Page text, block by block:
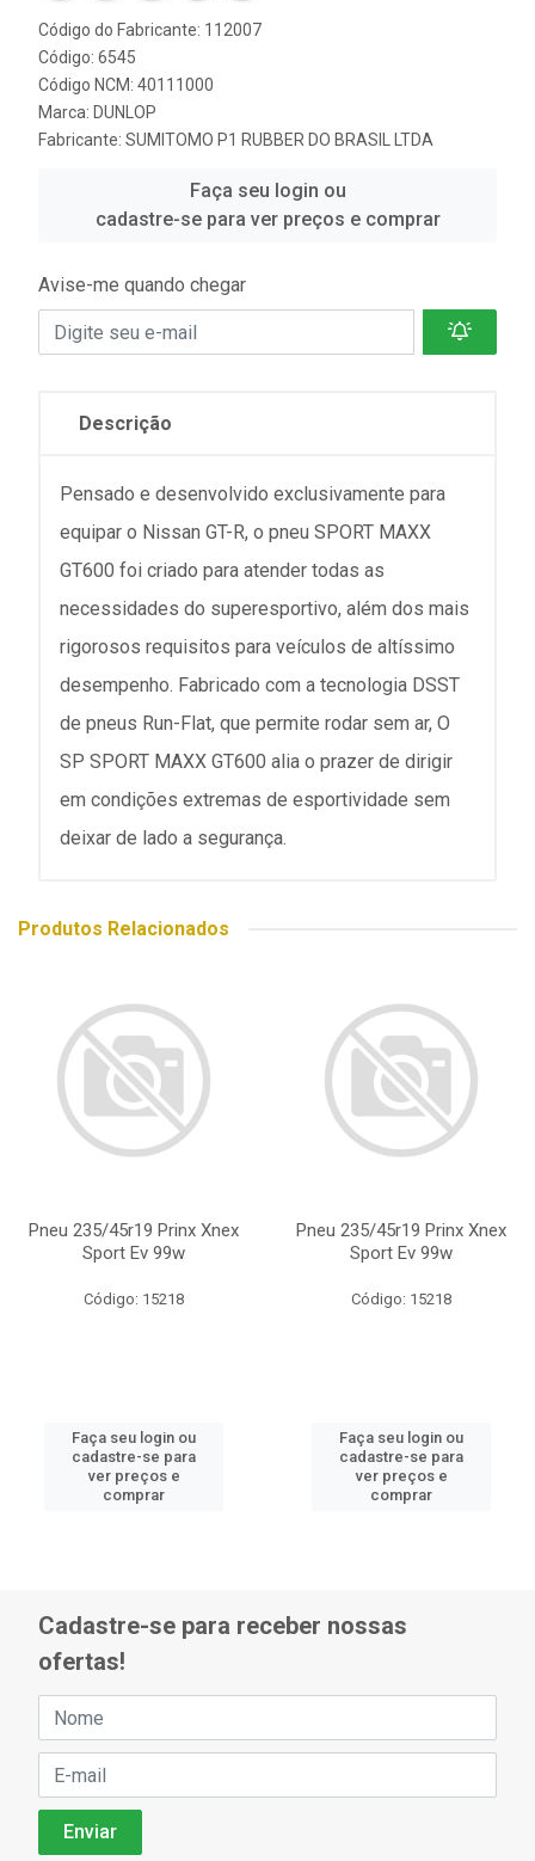
Código do Fabricante: 112007
Código: 6545
Código NCM: 40111000
Marca: DUNLOP
Fabricante: SUMITOMO P1 RUBBER DO BRASIL LTDA
Faça seu login ou
cadastre-se para ver preços e comprar
Avise-me quando chegar
Descrição
Pensado e desenvolvido exclusivamente para
equipar o Nissan GT-R, o pneu SPORT MAXX
GT600 foi criado para atender todas as
necessidades do superesportivo, além dos mais
rigorosos requisitos para veículos de altíssimo
desempenho. Fabricado com a tecnologia DSST
de pneus Run-Flat, que permite rodar sem ar, O
SP SPORT MAXX GT600 alia o prazer de dirigir
em condições extremas de esportividade sem
deixar de lado a segurança.
Produtos Relacionados
Pneu 235/45r19 Prinx Xnex
Sport Ev 99w
Código: 15218
Faça seu login ou
cadastre-se para
ver preços e
comprar
Pneu 235/45r19 Prinx Xnex
Sport Ev 99w
Código: 15218
Faça seu login ou
cadastre-se para
ver preços e
comprar
Cadastre-se para receber nossas
ofertas!